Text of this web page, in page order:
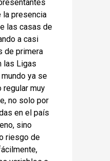
la presencia
las casas de
a casi
de primera
las Ligas
ya se
regular muy
no solo por
en el país
sino
riesgo de